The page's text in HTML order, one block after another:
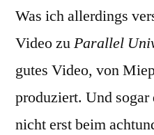
Was ich allerdings
Video zuParallel
gutes Video, von
produziert. Und
nicht erst beim